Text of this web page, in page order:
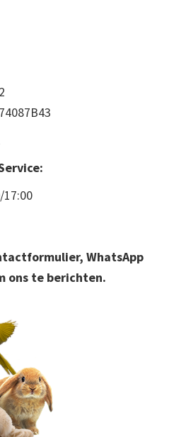
17:00
WhatsApp
ons te berichten.